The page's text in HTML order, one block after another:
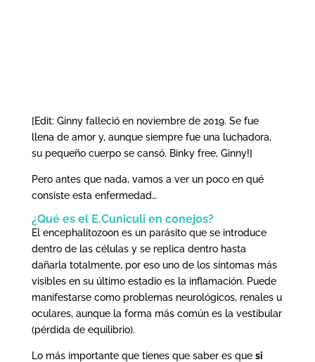
[Edit: Ginny falleció en noviembre de 2019. Se fue
llena de amor y, aunque siempre fue una luchadora,
su pequeño cuerpo se cansó. Binky free, Ginny!]
Pero antes que nada, vamos a ver un poco en qué
consiste esta enfermedad…
¿Qué es el E.Cuniculi en conejos?
El encephalitozoon es un parásito que se introduce
dentro de las células y se replica dentro hasta
dañarla totalmente, por eso uno de los síntomas más
visibles en su último estadio es la inflamación. Puede
manifestarse como problemas neurológicos, renales u
oculares, aunque la forma más común es la vestibular
(pérdida de equilibrio).
Lo más importante que tienes que saber es que si